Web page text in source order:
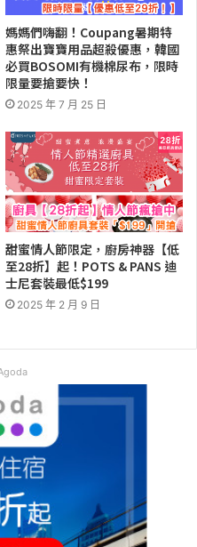
媽媽們嗨翻！Coupang暑期特
惠祭出寶寶用品超殺優惠，韓國
必買BOSOMI有機棉尿布，限時
限量要搶要快！
2025 年 7 月 25 日
甜蜜情人節限定，廚房神器【低
至28折】起！POTS & PANS 迪
士尼套裝最低$199
2025 年 2 月 9 日